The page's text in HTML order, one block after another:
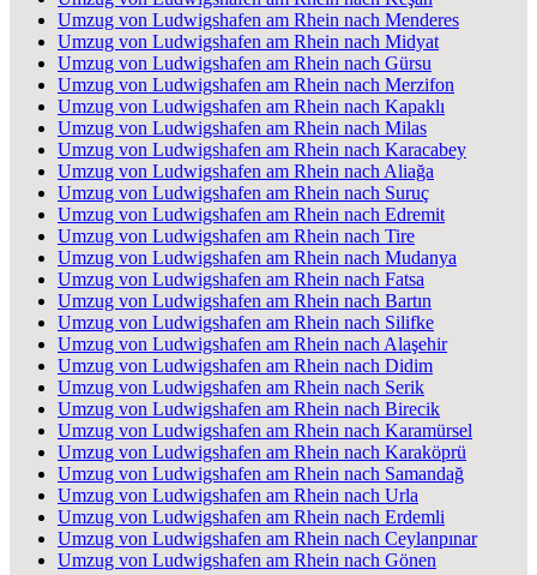
Umzug von Ludwigshafen am Rhein nach Menderes
Umzug von Ludwigshafen am Rhein nach Midyat
Umzug von Ludwigshafen am Rhein nach Gürsu
Umzug von Ludwigshafen am Rhein nach Merzifon
Umzug von Ludwigshafen am Rhein nach Kapaklı
Umzug von Ludwigshafen am Rhein nach Milas
Umzug von Ludwigshafen am Rhein nach Karacabey
Umzug von Ludwigshafen am Rhein nach Aliağa
Umzug von Ludwigshafen am Rhein nach Suruç
Umzug von Ludwigshafen am Rhein nach Edremit
Umzug von Ludwigshafen am Rhein nach Tire
Umzug von Ludwigshafen am Rhein nach Mudanya
Umzug von Ludwigshafen am Rhein nach Fatsa
Umzug von Ludwigshafen am Rhein nach Bartın
Umzug von Ludwigshafen am Rhein nach Silifke
Umzug von Ludwigshafen am Rhein nach Alaşehir
Umzug von Ludwigshafen am Rhein nach Didim
Umzug von Ludwigshafen am Rhein nach Serik
Umzug von Ludwigshafen am Rhein nach Birecik
Umzug von Ludwigshafen am Rhein nach Karamürsel
Umzug von Ludwigshafen am Rhein nach Karaköprü
Umzug von Ludwigshafen am Rhein nach Samandağ
Umzug von Ludwigshafen am Rhein nach Urla
Umzug von Ludwigshafen am Rhein nach Erdemli
Umzug von Ludwigshafen am Rhein nach Ceylanpınar
Umzug von Ludwigshafen am Rhein nach Gönen